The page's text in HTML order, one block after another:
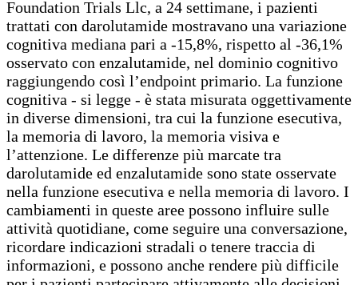
Foundation Trials Llc, a 24 settimane, i pazienti
trattati con darolutamide mostravano una variazione
cognitiva mediana pari a -15,8%, rispetto al -36,1%
osservato con enzalutamide, nel dominio cognitivo
raggiungendo così l’endpoint primario. La funzione
cognitiva - si legge - è stata misurata oggettivamente
in diverse dimensioni, tra cui la funzione esecutiva,
la memoria di lavoro, la memoria visiva e
l’attenzione. Le differenze più marcate tra
darolutamide ed enzalutamide sono state osservate
nella funzione esecutiva e nella memoria di lavoro. I
cambiamenti in queste aree possono influire sulle
attività quotidiane, come seguire una conversazione,
ricordare indicazioni stradali o tenere traccia di
informazioni, e possono anche rendere più difficile